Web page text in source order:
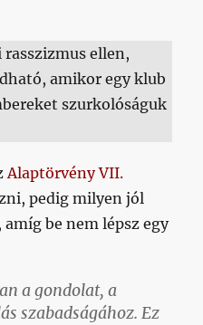
ellen,
amikor egy klub
szurkolóságuk
Alaptörvény VII.
pedig milyen jól
be nem lépsz egy
a gondolat, a
szabadságához. Ez